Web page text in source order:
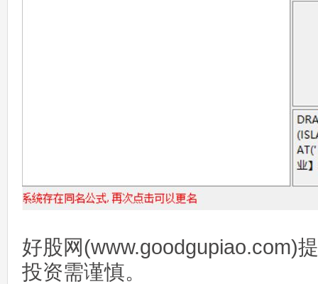
好股网(www.goodgupiao.com)
投资需谨慎。